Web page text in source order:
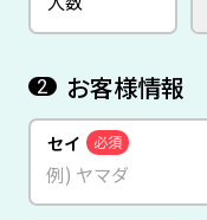
2 お客様情報
セイ 必須